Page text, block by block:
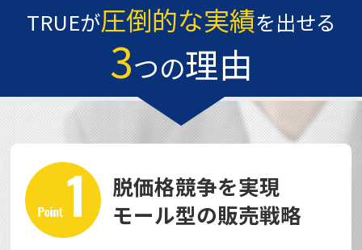
TRUEが圧倒的な実績を出せる
3つの理由
脱価格競争を実現
モール型の販売戦略